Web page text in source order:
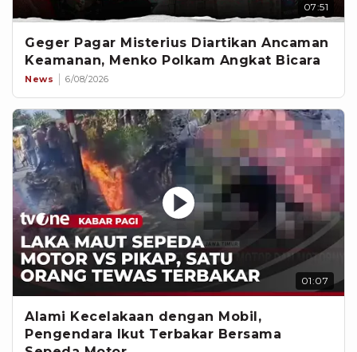
07:51
Geger Pagar Misterius Diartikan Ancaman
Keamanan, Menko Polkam Angkat Bicara
News 6/08/2026
01:07
Alami Kecelakaan dengan Mobil,
Pengendara Ikut Terbakar Bersama